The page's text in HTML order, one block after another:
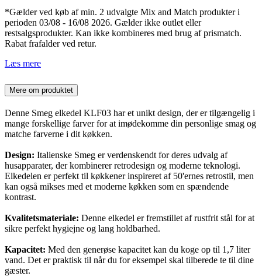
*Gælder ved køb af min. 2 udvalgte Mix and Match produkter i
perioden 03/08 - 16/08 2026. Gælder ikke outlet eller
restsalgsprodukter. Kan ikke kombineres med brug af prismatch.
Rabat frafalder ved retur.
Læs mere
Mere om produktet
Denne Smeg elkedel KLF03 har et unikt design, der er tilgængelig i
mange forskellige farver for at imødekomme din personlige smag og
matche farverne i dit køkken.
Design: Italienske Smeg er verdenskendt for deres udvalg af
husapparater, der kombinerer retrodesign og moderne teknologi.
Elkedelen er perfekt til køkkener inspireret af 50'ernes retrostil, men
kan også mikses med et moderne køkken som en spændende
kontrast.
Kvalitetsmateriale: Denne elkedel er fremstillet af rustfrit stål for at
sikre perfekt hygiejne og lang holdbarhed.
Kapacitet: Med den generøse kapacitet kan du koge op til 1,7 liter
vand. Det er praktisk til når du for eksempel skal tilberede te til dine
gæster.